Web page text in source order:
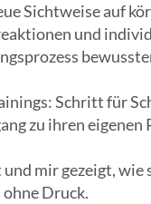
Sichtweise auf
und
Schritt für
zu ihren eigenen
mir gezeigt,
Druck.